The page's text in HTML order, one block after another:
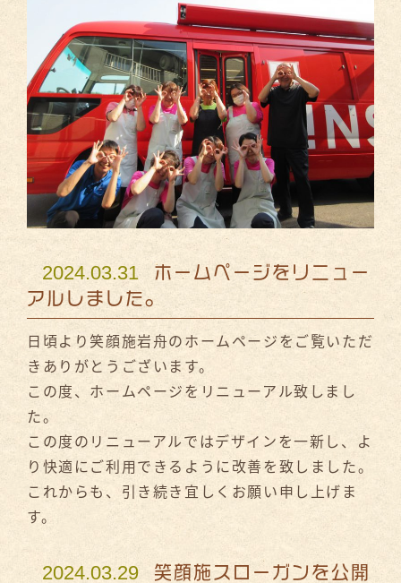
2024.03.31
ホームページをリニュー
アルしました。
日頃より笑顔施岩舟のホームページをご覧いただ
きありがとうございます。
この度、ホームページをリニューアル致しまし
た。
この度のリニューアルではデザインを一新し、よ
り快適にご利用できるように改善を致しました。
これからも、引き続き宜しくお願い申し上げま
す。
2024.03.29
笑顔施スローガンを公開